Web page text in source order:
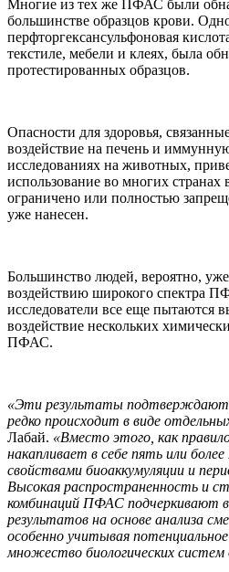
Многие из тех же ПФАС были
большинстве образцов крови.
перфторгексансульфоновая
текстиле, мебели и клеях, была
протестированных образцов.
Опасности для здоровья,
воздействие на печень и
исследованиях на животных,
использование во многих странах
ограничено или полностью
уже нанесен.
Большинство людей, вероятно,
воздействию широкого спектра
исследователи все еще пытаются
воздействие нескольких
ПФАС.
«Эти результаты
редко происходит в виде
Лабай. «Вместо этого, как
накапливает в себе пять или
свойствами биоаккумуляции и
Высокая распространенность и
комбинаций ПФАС подчеркивают
результатов на основе анализа
особенно учитывая
множество биологических систем